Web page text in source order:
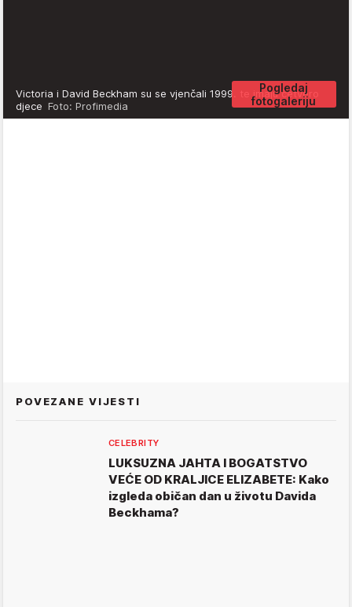
Pogledaj
fotogaleriju
Victoria i David Beckham su se vjenčali 1999. te imaju četvero
djece Foto: Profimedia
POVEZANE VIJESTI
CELEBRITY
LUKSUZNA JAHTA I BOGATSTVO
VEĆE OD KRALJICE ELIZABETE: Kako
izgleda običan dan u životu Davida
Beckhama?